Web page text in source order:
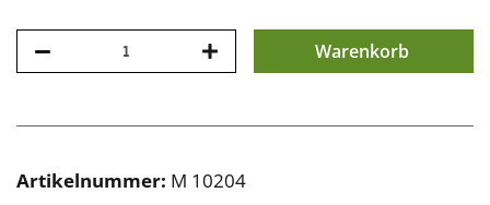
Warenkorb
Artikelnummer: M 10204